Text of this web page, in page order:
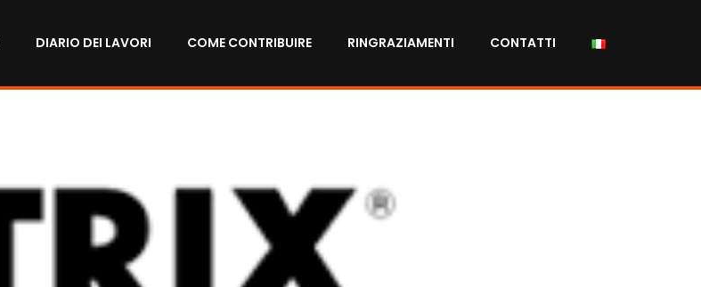
DIARIO DEI LAVORI COME CONTRIBUIRE RINGRAZIAMENTI CONTATTI